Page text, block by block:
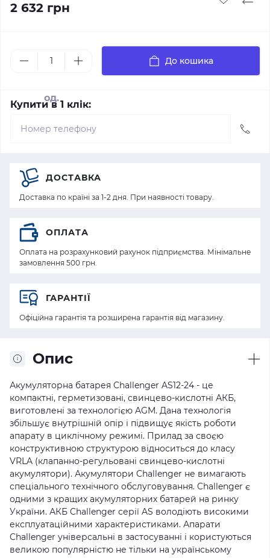
2 632 грн
од.
До кошика
Купити в 1 клік:
Опис
Акумуляторна батарея Challenger AS12-24 - це
компактні, герметизовані, свинцево-кислотні АКБ,
виготовлені за технологією AGM. Дана технологія
збільшує внутрішній опір і підвищує якість роботи
апарату в циклічному режимі. Прилад за своєю
конструктивною структурою відноситься до класу
VRLA (клапанно-регульовані свинцево-кислотні
акумулятори). Акумулятори Challenger не вимагають
спеціального технічного обслуговування. Challenger є
одними з кращих акумуляторних батарей на ринку
України. АКБ Challenger серії AS володіють високими
експлуатаційними характеристиками. Апарати
Challenger універсальні в застосуванні і користуються
великою популярністю не тільки на українському
ДОСТАВКА
Доставка по країні за 1-2 дня. При наявності товару.
ОПЛАТА
Оплата на розрахунковий рахунок підприємства. Мінімальне
замовлення 500 грн.
ГАРАНТІЇ
Офіційна гарантія та розширена гарантія від магазину.